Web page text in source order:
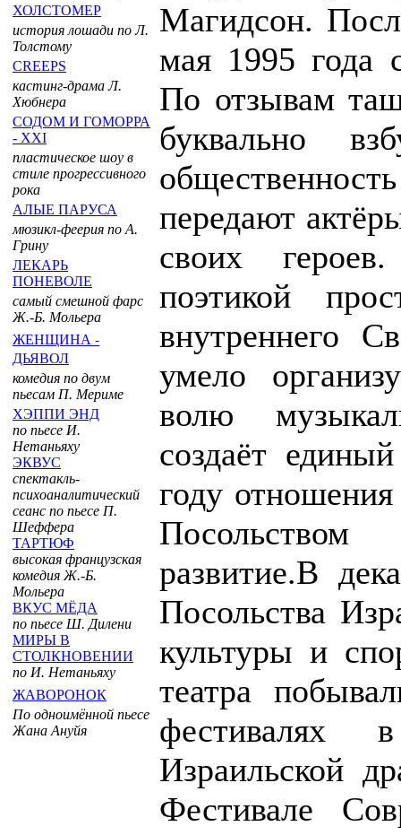
ХОЛСТОМЕР
история лошади по Л.
Толстому
CREEPS
кастинг-драма Л.
Хюбнера
СОДОМ И ГОМОРРА
- XXI
пластическое шоу в
стиле прогрессивного
рока
АЛЫЕ ПАРУСА
мюзикл-феерия по А.
Грину
ЛЕКАРЬ
ПОНЕВОЛЕ
самый смешной фарс
Ж.-Б. Мольера
ЖЕНЩИНА -
ДЬЯВОЛ
комедия по двум
пьесам П. Мериме
ХЭППИ ЭНД
по пьесе И.
Нетаньяху
ЭКВУС
спектакль-
психоаналитический
сеанс по пьесе П.
Шеффера
ТАРТЮФ
высокая французская
комедия Ж.-Б.
Мольера
ВКУС МЁДА
по пьесе Ш. Дилени
МИРЫ В
СТОЛКНОВЕНИИ
по И. Нетаньяху
ЖАВОРОНОК
По одноимённой пьесе
Жана Ануйя
Магидсон.
мая 1995 года
По отзывам
буквально
передают
своих
поэтикой
внутреннего
умело
волю
создаёт
году
развитие.В
Посольства
культуры и
театра
фестивалях
Израильской
Фестивале